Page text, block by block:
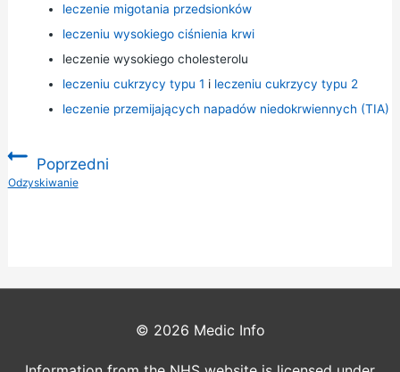
leczenie migotania przedsionków
leczeniu wysokiego ciśnienia krwi
leczenie wysokiego cholesterolu
leczeniu cukrzycy typu 1 i leczeniu cukrzycy typu 2
leczenie przemijających napadów niedokrwiennych (TIA)
Poprzedni
:Odzyskiwanie
© 2026 Medic Info